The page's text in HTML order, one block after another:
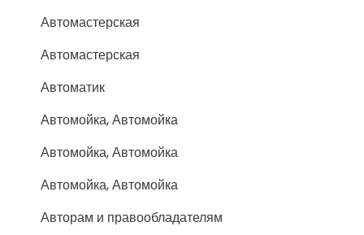
Автомастерская
Автомастерская
Автоматик
Автомойка, Автомойка
Автомойка, Автомойка
Автомойка, Автомойка
Авторам и правообладателям